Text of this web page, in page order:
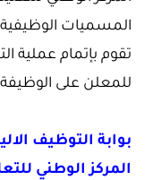
المسميات الوظيفية
تقوم بإتمام عملية
للمعلن على
بوابة التوظيف
المركز الوطني